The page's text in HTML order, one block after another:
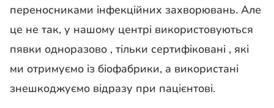
переносниками інфекційних захворювань. Але
це не так, у нашому центрі використовуються
пявки одноразово , тільки сертифіковані , які
ми отримуємо із біофабрики, а використані
знешкоджуємо відразу при пацієнтові.